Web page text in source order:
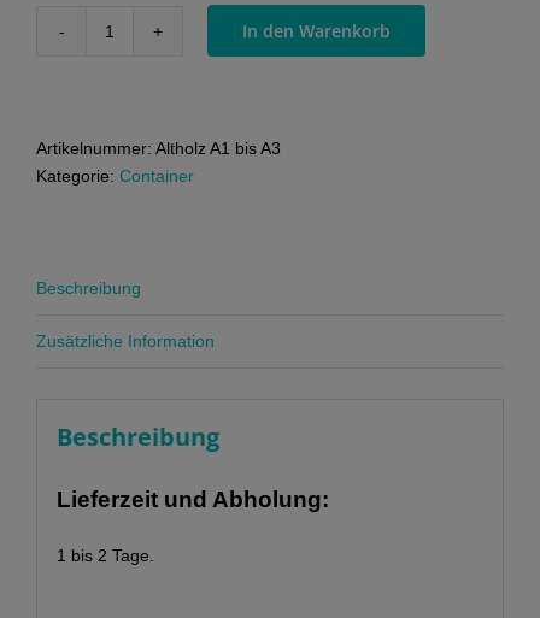
Altholz
Menge
In den Warenkorb
Artikelnummer: Altholz A1 bis A3
Kategorie: Container
Beschreibung
Zusätzliche Information
Beschreibung
Lieferzeit und Abholung:
1 bis 2 Tage.